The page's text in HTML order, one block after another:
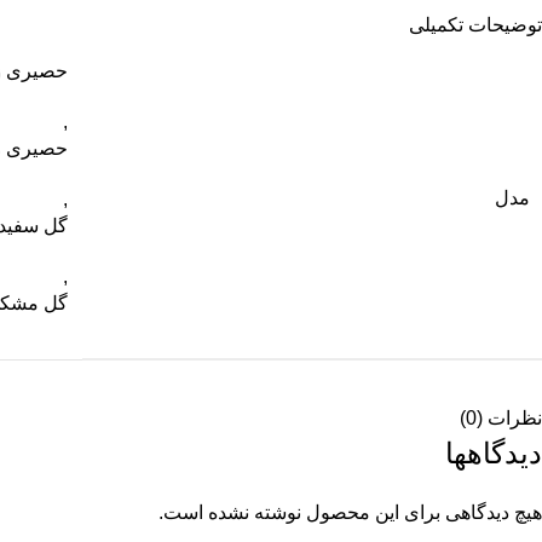
توضیحات تکمیلی
مدل
حصیری
,
,
گل سفید
,
گل
نظرات (0)
دیدگاهها
هیچ دیدگاهی برای این محصول نوشته نشده است.